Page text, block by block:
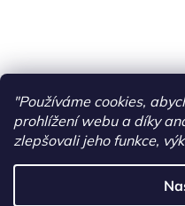
"Používáme cookies,
prohlížení webu a díky
zlepšovali jeho funkce,